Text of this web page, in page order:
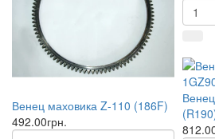
Венец маховика Z-110 (186F)
492.00грн.